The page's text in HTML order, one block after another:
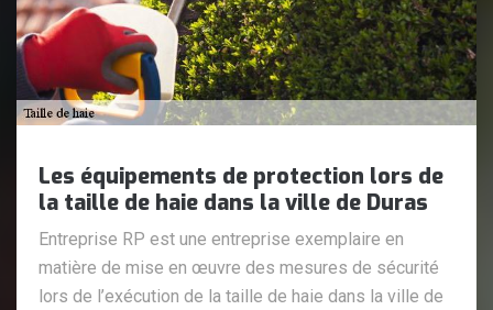
Les équipements de protection lors de
la taille de haie dans la ville de Duras
Entreprise RP est une entreprise exemplaire en
matière de mise en œuvre des mesures de sécurité
lors de l’exécution de la taille de haie dans la ville de